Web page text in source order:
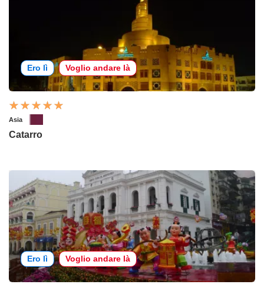
Ero lì Voglio andare là
Asia
Catarro
Ero lì Voglio andare là